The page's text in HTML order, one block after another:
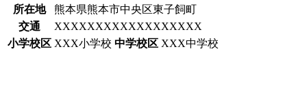
所在地
熊本県熊本市中央区東子飼町
交通
XXXXXXXXXXXXXXXXXX
小学校区 XXX小学校 中学校区 XXX中学校